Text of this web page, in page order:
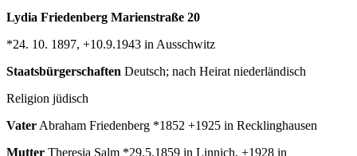
Lydia
Lydia Friedenberg Marienstraße 20
*24. 10. 1897, +10.9.1943 in Ausschwitz
Staatsbürgerschaften Deutsch; nach Heirat niederländisch
Religion jüdisch
Vater Abraham Friedenberg *1852 +1925 in Recklinghausen
Mutter Theresia Salm *29.5.1859 in Linnich, +1928 in